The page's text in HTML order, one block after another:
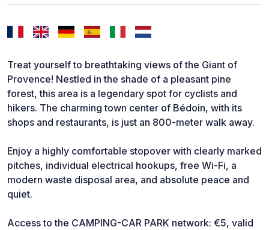
Treat yourself to breathtaking views of the Giant of
Provence! Nestled in the shade of a pleasant pine
forest, this area is a legendary spot for cyclists and
hikers. The charming town center of Bédoin, with its
shops and restaurants, is just an 800-meter walk away.
Enjoy a highly comfortable stopover with clearly marked
pitches, individual electrical hookups, free Wi-Fi, a
modern waste disposal area, and absolute peace and
quiet.
Access to the CAMPING-CAR PARK network: €5, valid